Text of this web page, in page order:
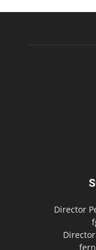
Director